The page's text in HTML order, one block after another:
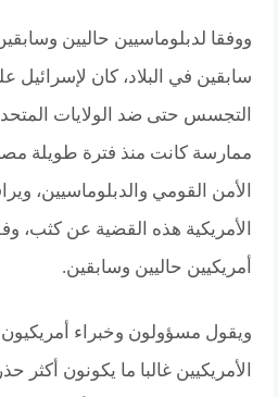
ووفقا لدبلوماسيين حاليين
سابقين في البلاد، كان لإسرائيل
التجسس حتى ضد الولايات
ممارسة كانت منذ فترة طويلة
الأمن القومي والدبلوماسيين،
الأمريكية هذه القضية عن كثب،
أمريكيين حاليين وسابقين.
ويقول مسؤولون وخبراء أمريكيون
الأمريكيين غالبا ما يكونون أكثر